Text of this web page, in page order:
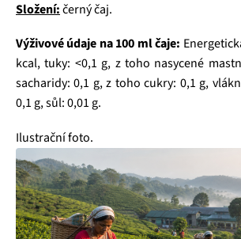
Složení:černý čaj.
Výživové údaje na 100 ml čaje:
kcal, tuky: <0,1 g, z toho nasycené
sacharidy: 0,1 g, z toho cukry: 0,1 g,
0,1 g, sůl: 0,01 g.
Ilustrační foto.